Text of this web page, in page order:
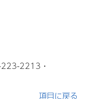
223-2213・
項目に戻る